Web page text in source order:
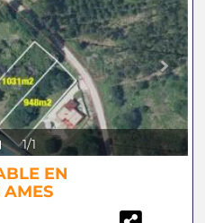
1/1
EN
AMES